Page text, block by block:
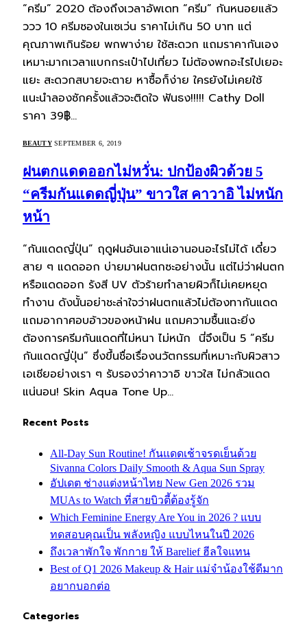
“ครีม” 2020 ต้องถึงเวลาอัพเดท “ครีม” กันหนอยแล้ว
ววว 10 ครีมซองในเซเว่น ราคาไม่เกิน 50 บาท แต่
คุณภาพเกินร้อย พกพาง่าย ใช้สะดวก แถมราคากันเอง
เหมาะมากเวลาแบกกระเป๋าไปเที่ยว ไม่ต้องพกอะไรไปเยอะ
แยะ สะดวกสบายจะตาย หาซื้อก็ง่าย ใครยังไม่เคยใช้
แนะนำลองซักครั้งแล้วจะติดใจ ฟันธง!!!!! Cathy Doll
ราคา 39฿…
BEAUTY SEPTEMBER 6, 2019
ฝนตกแดดออกไม่หวั่น: ปกป้องผิวด้วย 5
“ครีมกันแดดญี่ปุ่น” ขาวใส คาวาอิ ไม่หนัก
หน้า
“กันแดดญี่ปุ่น” ฤดูฝนอันเอาแน่เอานอนอะไรไม่ได้ เดี๋ยว
สาย ๆ แดดออก บ่ายมาฝนตกซะอย่างนั้น แต่ไม่ว่าฝนตก
หรือแดดออก รังสี UV ตัวร้ายทำลายผิวก็ไม่เคยหยุด
ทำงาน ดังนั้นอย่าชะล่าใจว่าฝนตกแล้วไม่ต้องทากันแดด
แถมอากาศอบอ้าวของหน้าฝน แถมความชื้นแฉะยิ่ง
ต้องการครีมกันแดดที่ไม่หนา ไม่หนัก นี่จึงเป็น 5 “ครีม
กันแดดญี่ปุ่น” ซึ่งขึ้นชื่อเรื่องนวัตกรรมที่เหมาะกับผิวสาว
เอเชียอย่างเรา ๆ รับรองว่าคาวาอิ ขาวใส ไม่กลัวแดด
แน่นอน! Skin Aqua Tone Up…
Recent Posts
All-Day Sun Routine! กันแดดเช้าจรดเย็นด้วย
Sivanna Colors Daily Smooth & Aqua Sun Spray
อัปเดต ช่างแต่งหน้าไทย New Gen 2026 รวม
MUAs to Watch ที่สายบิวตี้ต้องรู้จัก
Which Feminine Energy Are You in 2026 ? แบบ
ทดสอบคุณเป็น พลังหญิง แบบไหนในปี 2026
ถึงเวลาพักใจ พักกาย ให้ Barelief ฮีลใจแทน
Best of Q1 2026 Makeup & Hair แม่จ๋าน้องใช้ดีมาก
อยากบอกต่อ
Categories